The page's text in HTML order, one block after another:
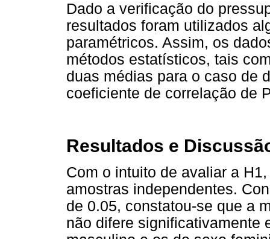
Dado a verificação do
resultados foram utilizados
paramétricos. Assim, os
métodos estatísticos, tais
duas médias para o caso de
coeficiente de correlação de
Resultados e
Com o intuito de avaliar a
amostras independentes.
de 0.05, constatou-se que a
não difere significativamente